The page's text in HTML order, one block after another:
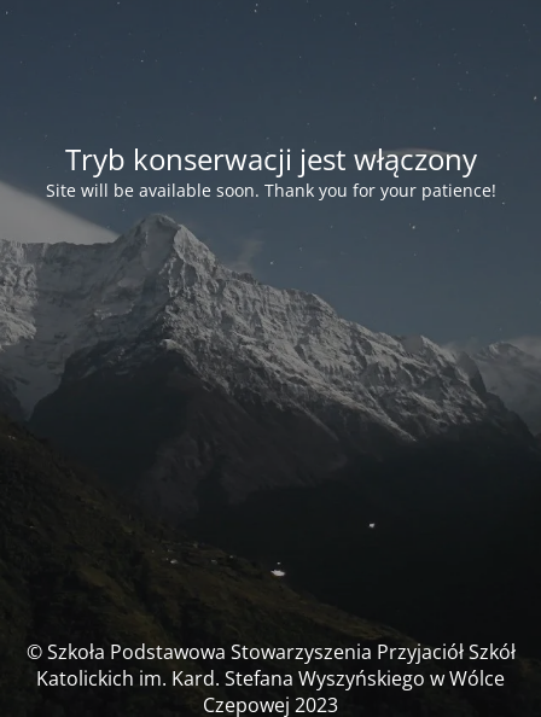
Tryb konserwacji jest włączony
Site will be available soon. Thank you for your patience!
© Szkoła Podstawowa Stowarzyszenia Przyjaciół Szkół
Katolickich im. Kard. Stefana Wyszyńskiego w Wólce
Czepowej 2023